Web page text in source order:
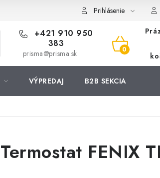
Prihlásenie
+421 910 950
383
prisma@prisma.sk
KOŠÍK
VÝPREDAJ B2B SEKCIA
Termostat FENIX